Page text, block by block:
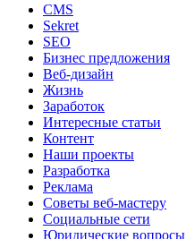
CMS
Sekret
SEO
Бизнес предложения
Веб-дизайн
Жизнь
Заработок
Интересные статьи
Контент
Наши проекты
Разработка
Реклама
Советы веб-мастеру
Социальные сети
Юридические вопросы